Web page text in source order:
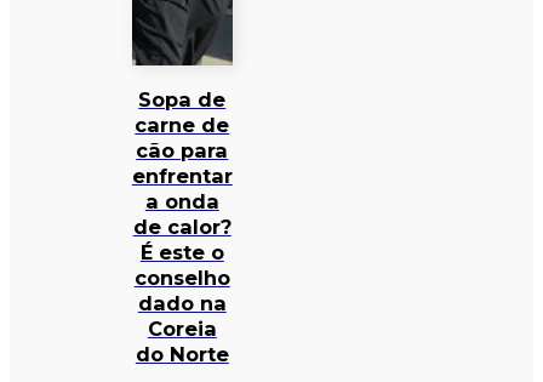
Sopa de
carne de
cão para
enfrentar
a onda
de calor?
É este o
conselho
dado na
Coreia
do Norte